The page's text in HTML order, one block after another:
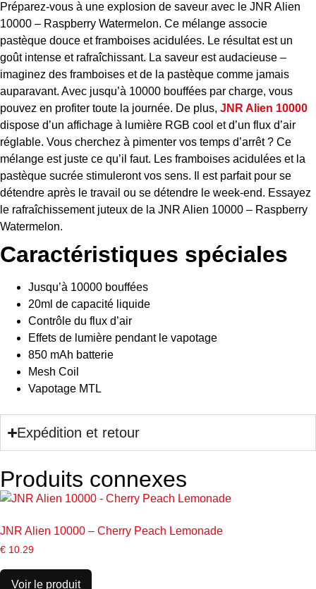
Préparez-vous à une explosion de saveur avec le JNR Alien
10000 – Raspberry Watermelon. Ce mélange associe
pastèque douce et framboises acidulées. Le résultat est un
goût intense et rafraîchissant. La saveur est audacieuse –
imaginez des framboises et de la pastèque comme jamais
auparavant. Avec jusqu’à 10000 bouffées par charge, vous
pouvez en profiter toute la journée. De plus, JNR Alien 10000
dispose d’un affichage à lumière RGB cool et d’un flux d’air
réglable. Vous cherchez à pimenter vos temps d’arrêt ? Ce
mélange est juste ce qu’il faut. Les framboises acidulées et la
pastèque sucrée stimuleront vos sens. Il est parfait pour se
détendre après le travail ou se détendre le week-end. Essayez
le rafraîchissement juteux de la JNR Alien 10000 – Raspberry
Watermelon.
Caractéristiques spéciales
Jusqu’à 10000 bouffées
20ml de capacité liquide
Contrôle du flux d’air
Effets de lumière pendant le vapotage
850 mAh batterie
Mesh Coil
Vapotage MTL
Expédition et retour
Produits connexes
JNR Alien 10000 – Cherry Peach Lemonade
€ 10.29
Voir le produit